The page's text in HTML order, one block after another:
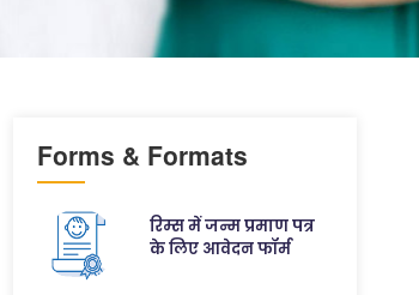
Forms & Formats
रिम्स में जन्म प्रमाण पत्र
के लिए आवेदन फॉर्म